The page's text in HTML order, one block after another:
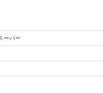
ーパー